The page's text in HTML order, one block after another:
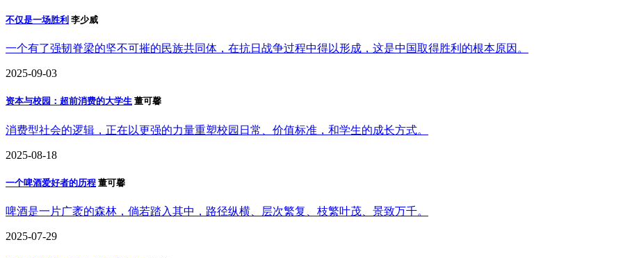
不仅是一场胜利 李少威
一个有了强韧脊梁的坚不可摧的民族共同体，在抗日战争过程中得以形成，这是中国取得胜利的根本原因。
2025-09-03
资本与校园：超前消费的大学生 董可馨
消费型社会的逻辑，正在以更强的力量重塑校园日常、价值标准，和学生的成长方式。
2025-08-18
一个啤酒爱好者的历程 董可馨
啤酒是一片广袤的森林，倘若踏入其中，路径纵横、层次繁复、枝繁叶茂、景致万千。
2025-07-29